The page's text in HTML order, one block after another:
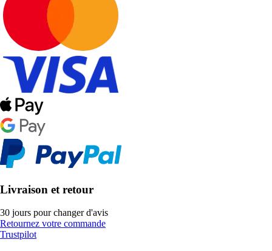
Livraison et retour
30 jours pour changer d'avis
Retournez votre commande
Trustpilot